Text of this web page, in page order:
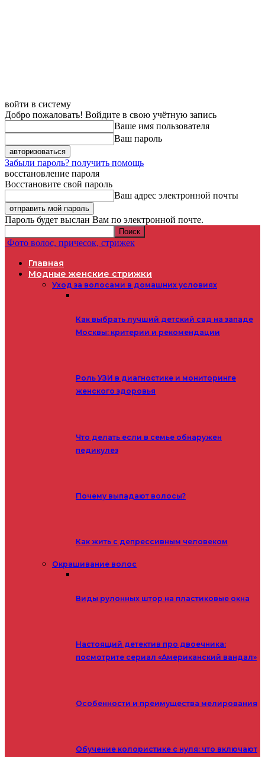
войти в систему
Добро пожаловать! Войдите в свою учётную запись
Ваше имя пользователя
Ваш пароль
Забыли пароль? получить помощь
восстановление пароля
Восстановите свой пароль
Ваш адрес электронной почты
Пароль будет выслан Вам по электронной почте.
Фото волос, причесок, стрижек
Главная
Модные женские стрижки
Уход за волосами в домашних условиях
Как выбрать лучший детский сад на западе
Москвы: критерии и рекомендации
Роль УЗИ в диагностике и мониторинге
женского здоровья
Что делать если в семье обнаружен
педикулез
Почему выпадают волосы?
Как жить с депрессивным человеком
Окрашивание волос
Виды рулонных штор на пластиковые окна
Настоящий детектив про двоечника:
посмотрите сериал «Американский вандал»
Особенности и преимущества мелирования
Обучение колористике с нуля: что включают